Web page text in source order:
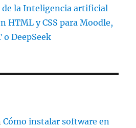
de la Inteligencia artificial
HTML y CSS para Moodle,
o DeepSeek
Cómo instalar software en